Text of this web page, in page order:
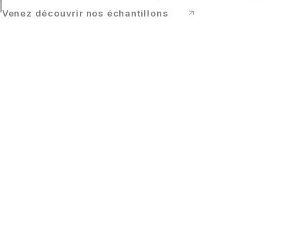
Venez découvrir nos échantillons